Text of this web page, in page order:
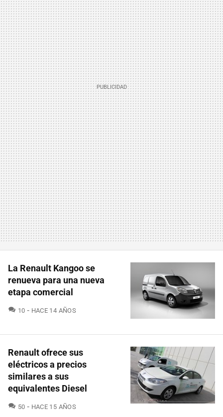
La Renault Kangoo se
renueva para una nueva
etapa comercial
10 COMENTARIOS
HACE 14 AÑOS
Renault ofrece sus
eléctricos a precios
similares a sus
equivalentes Diesel
50 COMENTARIOS
HACE 15 AÑOS